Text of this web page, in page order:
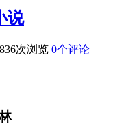
说
836次浏览 0个评论